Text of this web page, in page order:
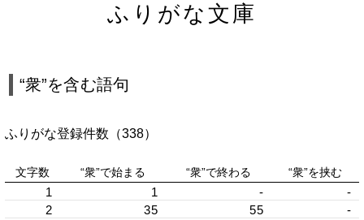
ふりがな文庫
“衆”を含む語句
ふりがな登録件数（338）
文字数 “衆”で始まる “衆”で終わる “衆”を挟む
1 1 -
-
2
35 55
-